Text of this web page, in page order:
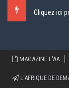
Cliquez ici
MAGAZINE L'AA
L'AFRIQUE DE